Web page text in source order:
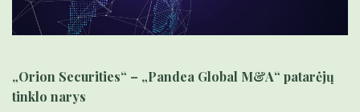
„Orion Securities“ – „Pandea Global M&A“ patarėjų
tinklo narys